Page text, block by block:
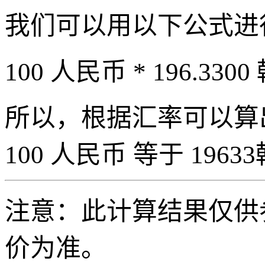
我们可以用以下公式
100 人民币 * 196.3300
所以，根据汇率可以
100 人民币 等于
注意：此计算结果仅
价为准。